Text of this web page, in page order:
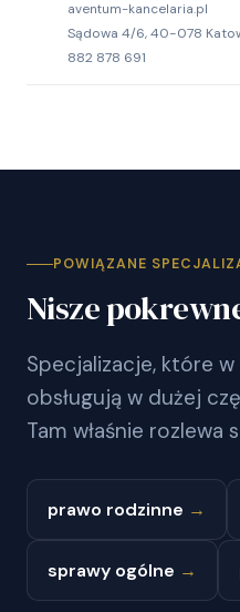
aventum-kancelaria.pl
Sądowa 4/6, 40-078
882 878 691
POWIĄZANE
Nisze
Specjalizacje, które
obsługują w dużej
Tam właśnie rozlewa
prawo rodzinne →
sprawy ogólne →